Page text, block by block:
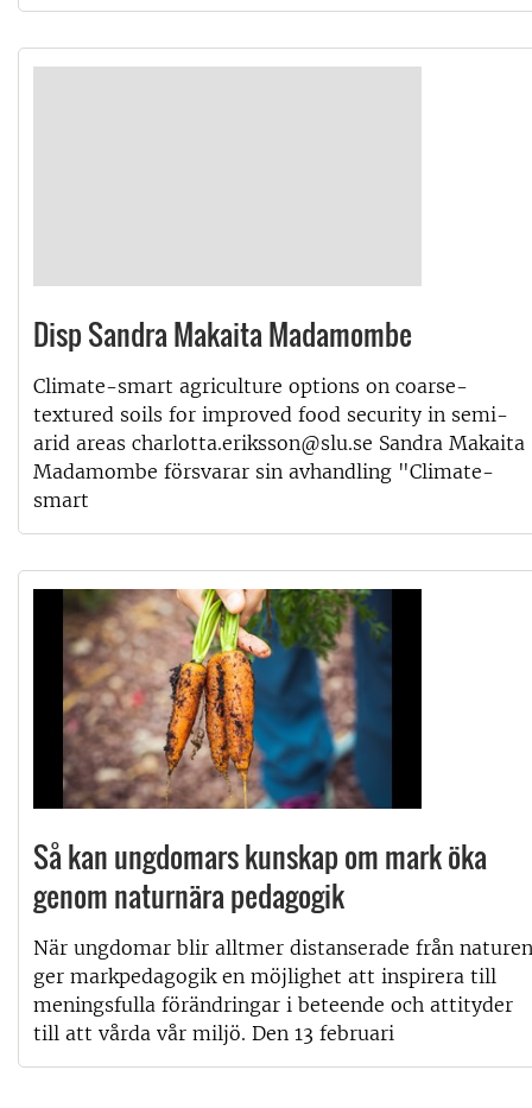
Disp Sandra Makaita Madamombe
Climate-smart agriculture options on coarse-
textured soils for improved food security in semi-
arid areas charlotta.eriksson@slu.se Sandra Makaita
Madamombe försvarar sin avhandling "Climate-
smart
Så kan ungdomars kunskap om mark öka
genom naturnära pedagogik
När ungdomar blir alltmer distanserade från naturen
ger markpedagogik en möjlighet att inspirera till
meningsfulla förändringar i beteende och attityder
till att vårda vår miljö. Den 13 februari